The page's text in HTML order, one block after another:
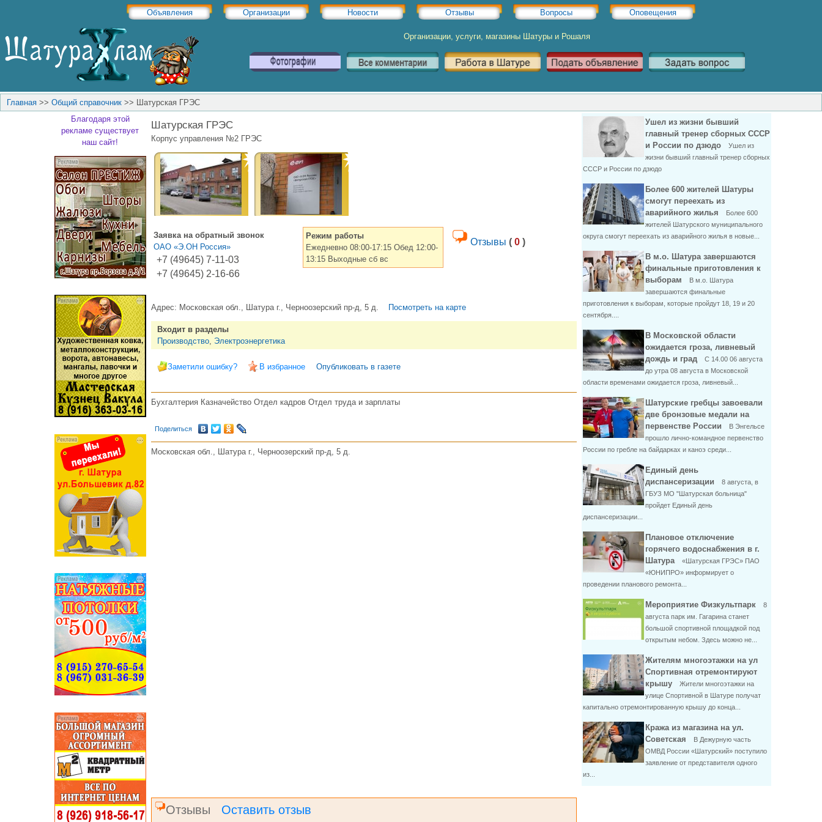
Объявления Организации Новости Отзывы Вопросы Оповещения
Организации, услуги, магазины Шатуры и Рошаля
Главная >> Общий справочник >> Шатурская ГРЭС
Благодаря этой
рекламе существует
наш сайт!
Шатурская ГРЭС
Корпус управления №2 ГРЭС
Заявка на обратный звонок
ОАО «Э.ОН Россия»
+7 (49645) 7-11-03
+7 (49645) 2-16-66
Режим работы
Ежедневно 08:00-17:15 Обед 12:00-
13:15 Выходные сб вс
Отзывы ( 0)
Адрес: Московская обл., Шатура г., Черноозерский пр-д, 5 д. Посмотреть на карте
Входит в разделы
Производство, Электроэнергетика
Заметили ошибку? В избранное Опубликовать в газете
Бухгалтерия Казначейство Отдел кадров Отдел труда и зарплаты
Поделиться
Московская обл., Шатура г., Черноозерский пр-д, 5 д.
Отзывы Оставить отзыв
Ушел из жизни бывший
главный тренер сборных СССР
и России по дзюдо
Ушел из
жизни бывший главный тренер сборных
СССР и России по дзюдо
Более 600 жителей Шатуры
смогут переехать из
аварийного жилья
Более 600
жителей Шатурского муниципального
округа смогут переехать из аварийного жилья в новые...
В м.о. Шатура завершаются
финальные приготовления к
выборам
В м.о. Шатура
завершаются финальные
приготовления к выборам, которые пройдут 18, 19 и 20
сентября....
В Московской области
ожидается гроза, ливневый
дождь и град
С 14.00 06 августа
до утра 08 августа в Московской
области временами ожидается гроза, ливневый...
Шатурские гребцы завоевали
две бронзовые медали на
первенстве России
В Энгельсе
прошло лично-командное первенство
России по гребле на байдарках и каноэ среди...
Единый день
диспансеризации
8 августа, в
ГБУЗ МО "Шатурская больница"
пройдет Единый день
диспансеризации...
Плановое отключение
горячего водоснабжения в г.
Шатура
«Шатурская ГРЭС» ПАО
«ЮНИПРО» информирует о
проведении планового ремонта...
Мероприятие Физкультпарк
8
августа парк им. Гагарина станет
большой спортивной площадкой под
открытым небом. Здесь можно не...
Жителям многоэтажки на ул
Спортивная отремонтируют
крышу
Жители многоэтажки на
улице Спортивной в Шатуре получат
капитально отремонтированную крышу до конца...
Кража из магазина на ул.
Советская
В Дежурную часть
ОМВД России «Шатурский» поступило
заявление от представителя одного
из...